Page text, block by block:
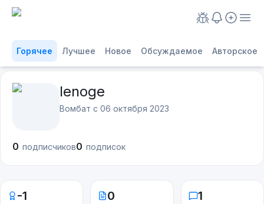
Горячее Лучшее Новое Обсуждаемое Авторское
lenoge
Вомбат с 06 октября 2023
0 подписчиков0 подписок
-1 0 1